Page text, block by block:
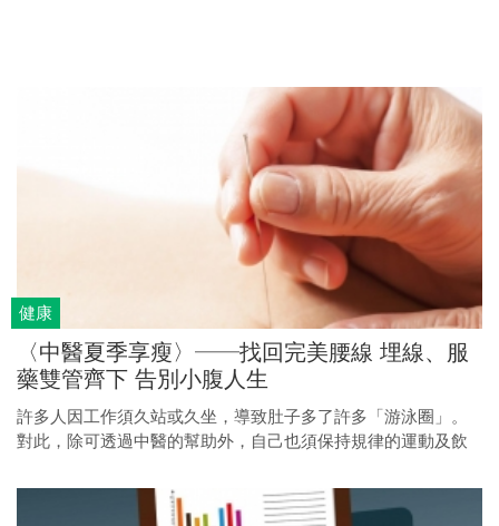
健康
〈中醫夏季享瘦〉──找回完美腰線 埋線、服
藥雙管齊下 告別小腹人生
許多人因工作須久站或久坐，導致肚子多了許多「游泳圈」。
對此，除可透過中醫的幫助外，自己也須保持規律的運動及飲